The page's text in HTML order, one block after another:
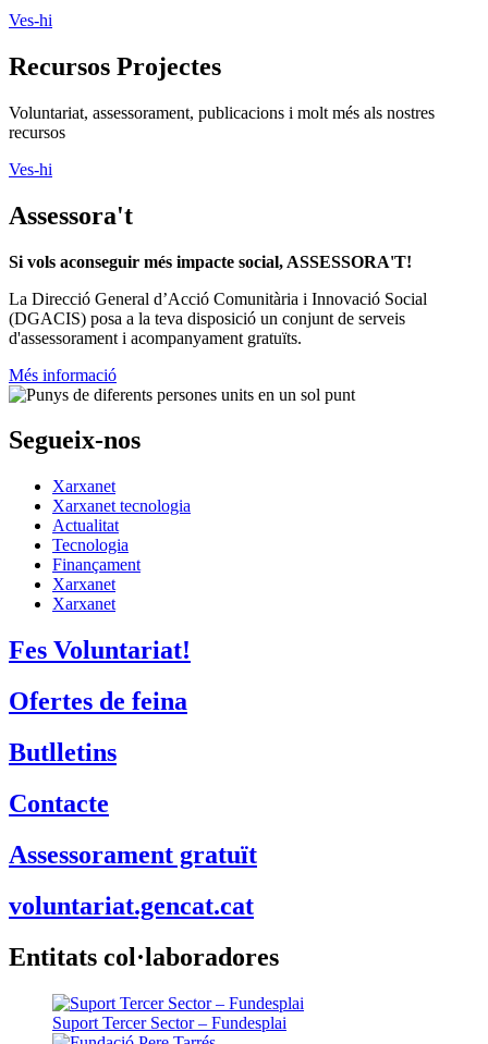
Ves-hi
Recursos Projectes
Voluntariat, assessorament, publicacions i molt més als nostres
recursos
Ves-hi
Assessora't
Si vols aconseguir més impacte social, ASSESSORA'T!
La Direcció General d’Acció Comunitària i Innovació Social
(DGACIS) posa a la teva disposició un conjunt de serveis
d'assessorament i acompanyament gratuïts.
Més informació
Segueix-nos
Xarxanet
Xarxanet tecnologia
Actualitat
Tecnologia
Finançament
Xarxanet
Xarxanet
Fes Voluntariat!
Ofertes de feina
Butlletins
Contacte
Assessorament gratuït
voluntariat.gencat.cat
Entitats col·laboradores
Suport Tercer Sector – Fundesplai